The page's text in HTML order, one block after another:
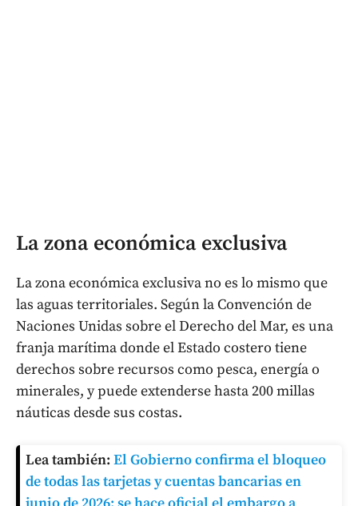
La zona económica exclusiva
La zona económica exclusiva no es lo mismo que
las aguas territoriales. Según la Convención de
Naciones Unidas sobre el Derecho del Mar, es una
franja marítima donde el Estado costero tiene
derechos sobre recursos como pesca, energía o
minerales, y puede extenderse hasta 200 millas
náuticas desde sus costas.
Lea también: El Gobierno confirma el bloqueo
de todas las tarjetas y cuentas bancarias en